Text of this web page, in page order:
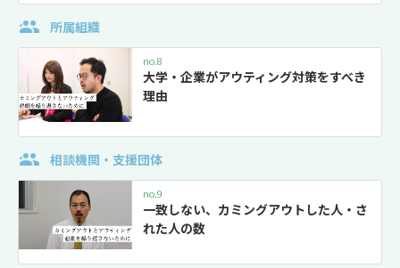
所属組織
no.8
大学・企業がアウティング対策をすべき
理由
相談機関・支援団体
no.9
一致しない、カミングアウトした人・さ
れた人の数